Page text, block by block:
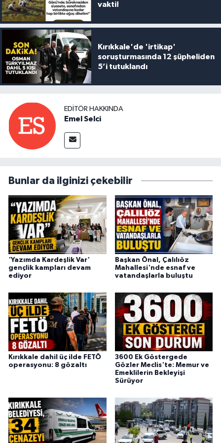
vakti!
Kırıkkale'de 'irtikap'
soruşturmasında 12 şüpheliden
5’i tutuklandı
EDITÖR HAKKINDA
Emel Selci
Bunlar da ilginizi çekebilir
'Yazımda Kardeşlik Var'
gençlik kampları devam
ediyor
Başkan Önal, Çalılıöz
Mahallesi'nde esnaf ve
vatandaşlarla buluştu
Kırıkkale dahil üç ilde FETÖ
operasyonu: 8 gözaltı
3600 Ek Göstergede
Gözler Meclis'te: Memur ve
Emeklilerin Bekleyişi
Sürüyor